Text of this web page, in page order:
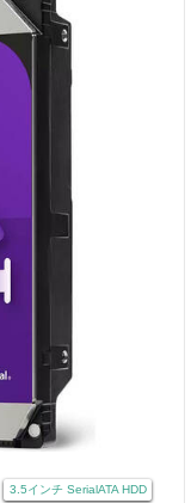
3.5インチ SerialATA HDD